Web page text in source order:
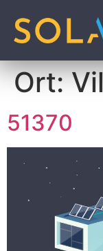
Ort:
51370